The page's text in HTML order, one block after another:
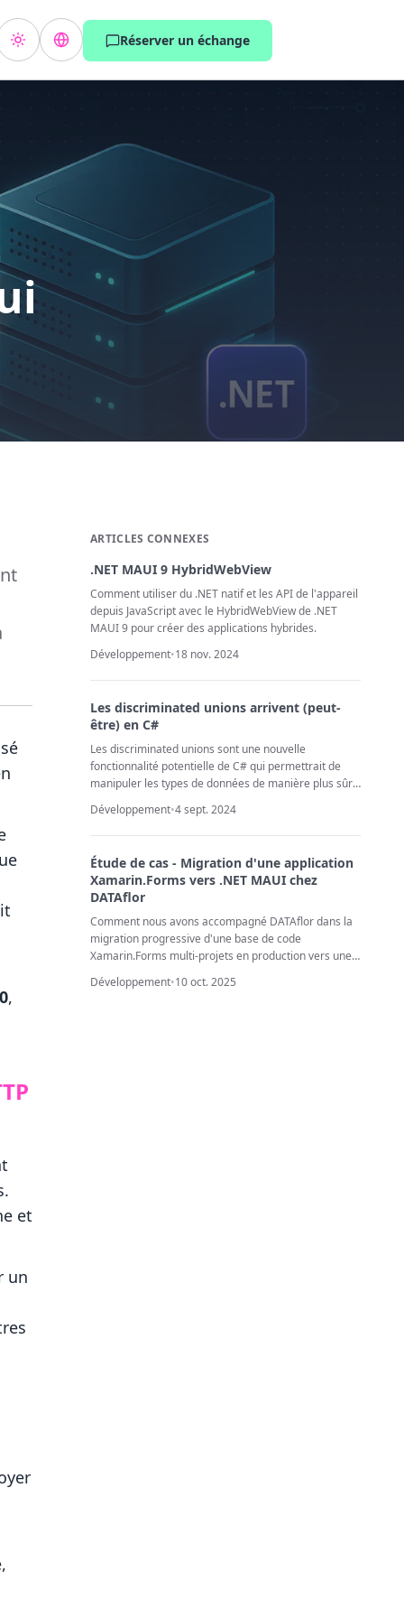
Réserver un échange
,
et
un
ARTICLES CONNEXES
.NET MAUI 9 HybridWebView
Comment utiliser du .NET natif et les API de l'appareil
depuis JavaScript avec le HybridWebView de .NET
MAUI 9 pour créer des applications hybrides.
Développement•18 nov. 2024
Les discriminated unions arrivent (peut-
être) en C#
Les discriminated unions sont une nouvelle
fonctionnalité potentielle de C# qui permettrait de
manipuler les types de données de manière plus sûre
Développement•4 sept. 2024
Étude de cas - Migration d'une application
Xamarin.Forms vers .NET MAUI chez
DATAflor
Comment nous avons accompagné DATAflor dans la
migration progressive d'une base de code
Xamarin.Forms multi-projets en production vers une
minimal, une collaboration d'équipe étroite et une
Développement•10 oct. 2025